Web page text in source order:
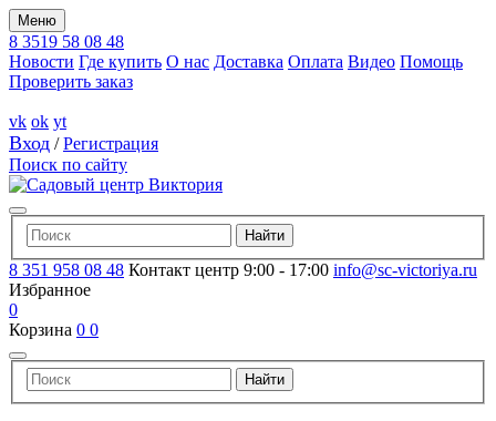
Меню
8 3519 58 08 48
Новости Где купить О нас Доставка Оплата Видео Помощь
Проверить заказ
vk ok yt
Вход /Регистрация
Поиск по сайту
8 351 958 08 48 Контакт центр 9:00 - 17:00 info@sc-victoriya.ru
Избранное
0
Корзина 0 0